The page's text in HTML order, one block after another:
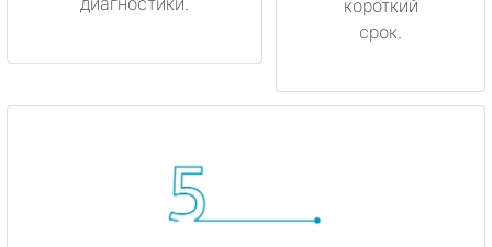
короткий
срок.